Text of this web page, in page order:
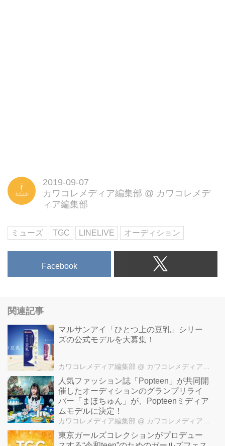
2019-09-07
カワコレメディア編集部 @ カワコレメデ
ィア編集部
ミューズ TGC LINELIVE オーディション
Facebook
関連記事
マルサンアイ「ひとつ上の豆乳」シリー
ズの公式モデルを大募集！
カワコレメディア編集部 @ カワコレメディア編集部
人気ファッション誌「Popteen」が共同開
催したオーディションのグランプリライ
バー「まほちゅん」が、Popteenミディア
ムモデルに決定！
カワコレメディア編集部 @ カワコレメディア編集部
東京ガールズコレクションがプロデュー